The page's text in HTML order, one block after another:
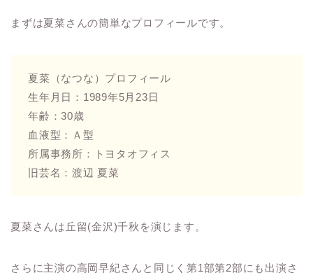
まずは夏菜さんの簡単なプロフィールです。
夏菜（なつな）プロフィール
生年月日：1989年5月23日
年齢：30歳
血液型：Ａ型
所属事務所：トヨタオフィス
旧芸名：渡辺 夏菜
夏菜さんは丘留(金沢)千秋を演じます。
さらに主演の高岡早紀さんと同じく第1部第2部にも出演さ